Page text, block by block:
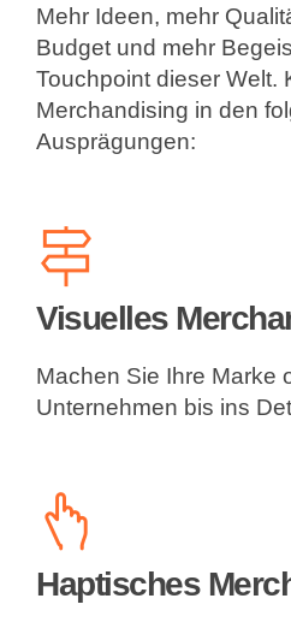
Mehr Ideen, mehr
Budget und mehr
Touchpoint dieser Welt.
Merchandising in den
Ausprägungen:
Visuelles
Machen Sie Ihre Marke
Unternehmen bis ins
Haptisches